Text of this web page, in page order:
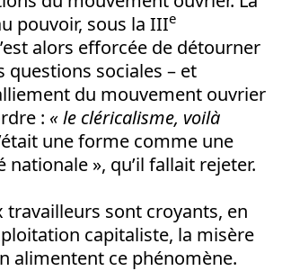
pouvoir, sous la IIIe
alors efforcée de détourner
questions sociales – et
du mouvement ouvrier
: « le cléricalisme, voilà
une forme comme une
nationale », qu’il fallait rejeter.
travailleurs sont croyants, en
capitaliste, la misère
alimentent ce phénomène.